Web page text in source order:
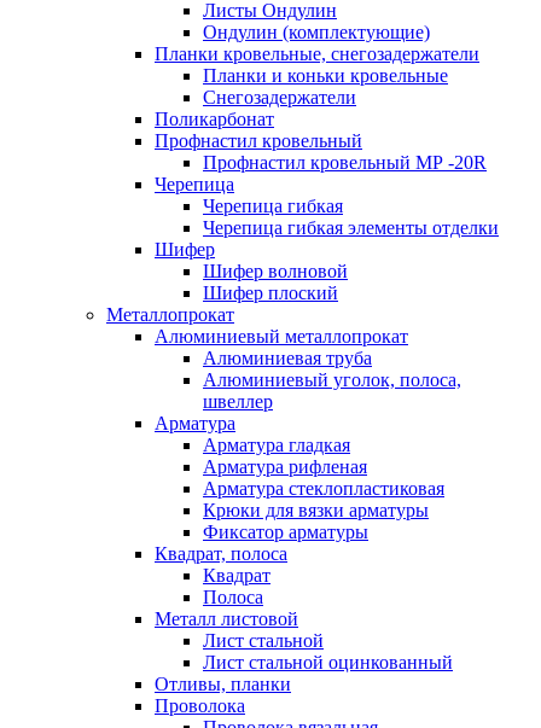
Листы Ондулин
Ондулин (комплектующие)
Планки кровельные, снегозадержатели
Планки и коньки кровельные
Снегозадержатели
Поликарбонат
Профнастил кровельный
Профнастил кровельный МР -20R
Черепица
Черепица гибкая
Черепица гибкая элементы отделки
Шифер
Шифер волновой
Шифер плоский
Металлопрокат
Алюминиевый металлопрокат
Алюминиевая труба
Алюминиевый уголок, полоса,
швеллер
Арматура
Арматура гладкая
Арматура рифленая
Арматура стеклопластиковая
Крюки для вязки арматуры
Фиксатор арматуры
Квадрат, полоса
Квадрат
Полоса
Металл листовой
Лист стальной
Лист стальной оцинкованный
Отливы, планки
Проволока